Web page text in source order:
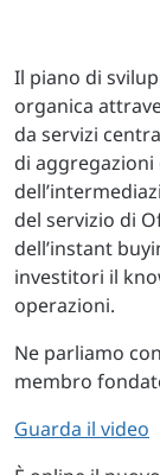
Il piano di
organica
da servizi
di
del servizio di
dell’instant
investitori il
operazioni.
Ne parliamo
membro
Guarda il video